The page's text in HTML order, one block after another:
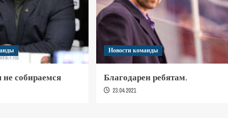
не собираемся
Новости команды
Благодарен ребятам.
23.04.2021